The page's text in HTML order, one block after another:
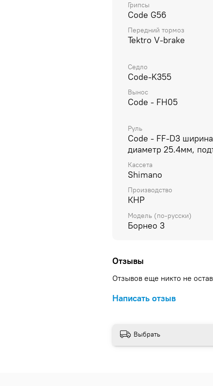
Грипсы
Code G56
Передний тормоз
Tektro V-brake
Седло
Code-K355
Вынос
Code - FH05
Руль
Code - FF-D3
диаметр 25.4мм,
Кассета
Shimano
Производство
КНР
Модель (по-русски)
Борнео 3
Отзывы
Отзывов еще никто не
Написать отзыв
Выбрать